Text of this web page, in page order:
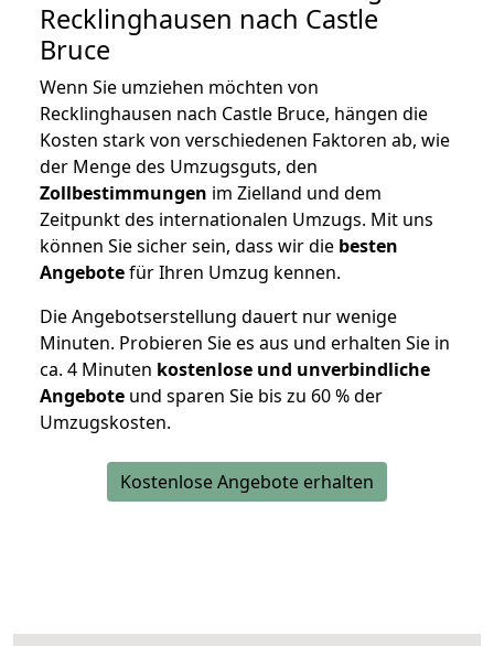
Recklinghausen nach Castle
Bruce
Wenn Sie umziehen möchten von
Recklinghausen nach Castle Bruce, hängen die
Kosten stark von verschiedenen Faktoren ab, wie
der Menge des Umzugsguts, den
Zollbestimmungen im Zielland und dem
Zeitpunkt des internationalen Umzugs. Mit uns
können Sie sicher sein, dass wir die besten
Angebotefür Ihren Umzug kennen.
Die Angebotserstellung dauert nur wenige
Minuten. Probieren Sie es aus und erhalten Sie in
ca. 4 Minuten kostenlose und unverbindliche
Angebote und sparen Sie bis zu 60 % der
Umzugskosten.
Kostenlose Angebote erhalten